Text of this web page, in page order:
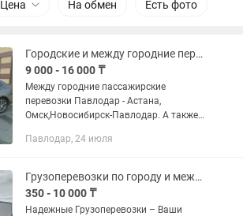
Цена На обмен Есть фото
Городские и между городние перевозки
9 000 - 16 000 ₸
Между городние пассажирские
перевозки Павлодар - Астана,
Омск,Новосибирск-Павлодар. А также
Павлодар, 24 июля
Грузоперевозки по городу и межгород Фура Длинномер
350 - 10 000 ₸
Надежные Грузоперевозки – Ваши